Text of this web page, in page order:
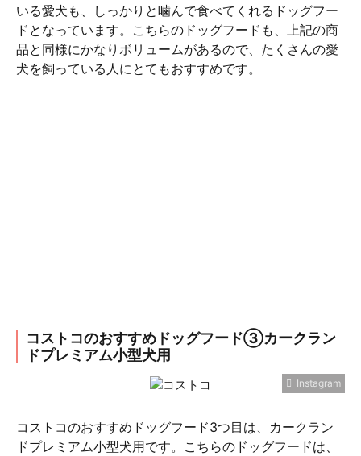
いる愛犬も、しっかりと噛んで食べてくれるドッグフー
ドとなっています。こちらのドッグフードも、上記の商
品と同様にかなりボリュームがあるので、たくさんの愛
犬を飼っている人にとてもおすすめです。
コストコのおすすめドッグフード③カークラン
ドプレミアム小型犬用
Instagram
コストコのおすすめドッグフード3つ目は、カークラン
ドプレミアム小型犬用です。こちらのドッグフードは、